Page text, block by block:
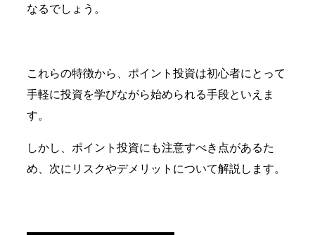
なるでしょう。
これらの特徴から、ポイント投資は初心者にとって
手軽に投資を学びながら始められる手段といえま
す。
しかし、ポイント投資にも注意すべき点があるた
め、次にリスクやデメリットについて解説します。